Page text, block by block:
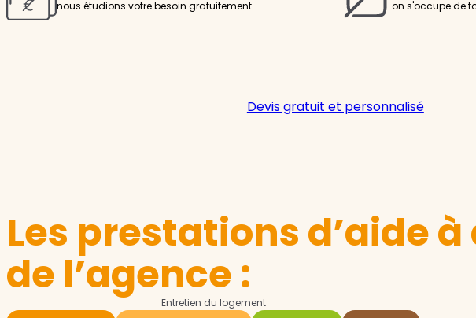
nous étudions votre besoin gratuitement on s'occupe de
Devis gratuit et personnalisé
Les prestations d’aide
de l’agence :
Entretien du logement